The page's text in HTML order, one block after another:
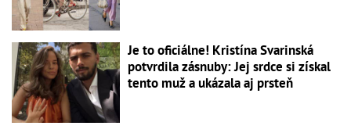
Je to oficiálne! Kristína Svarinská
potvrdila zásnuby: Jej srdce si získal
tento muž a ukázala aj prsteň